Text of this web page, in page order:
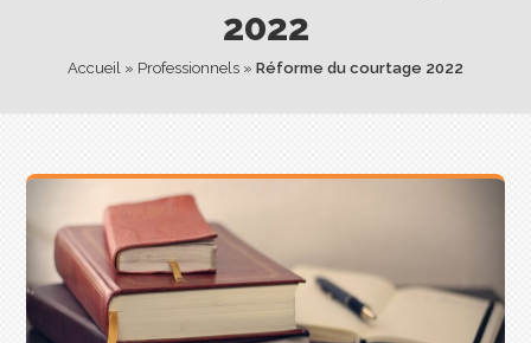
2022
Accueil » Professionnels » Réforme du courtage 2022